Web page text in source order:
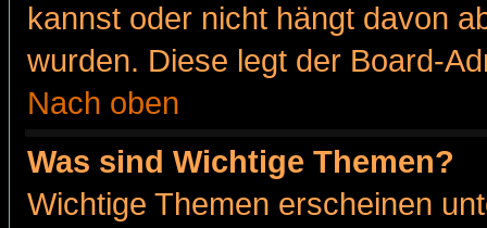
kannst oder nicht hängt davon
wurden. Diese legt der Board-
Nach oben
Was sind Wichtige Themen?
Wichtige Themen erscheinen